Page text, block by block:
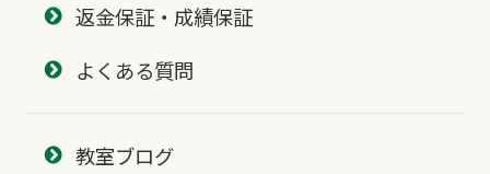
返金保証・成績保証
よくある質問
教室ブログ